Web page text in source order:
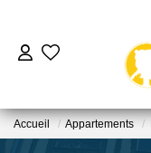
Accueil Appartements